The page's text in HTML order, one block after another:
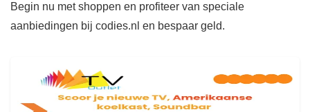
Begin nu met shoppen en profiteer van speciale
aanbiedingen bij codies.nl en bespaar geld.